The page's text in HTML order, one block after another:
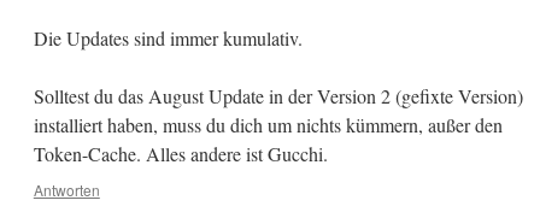
Die Updates sind immer kumulativ.
Solltest du das August Update in der Version 2 (gefixte Version)
installiert haben, muss du dich um nichts kümmern, außer den
Token-Cache. Alles andere ist Gucchi.
Antworten